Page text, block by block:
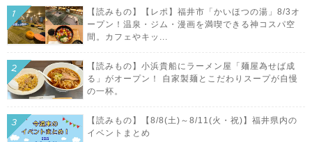
【読みもの】【レポ】福井市「かいほつの湯」8/3オ
ープン！温泉・ジム・漫画を満喫できる神コスパ空
間。カフェやキッ...
【読みもの】小浜貴船にラーメン屋「麺屋為せば成
る」がオープン！ 自家製麺とこだわりスープが自慢
の一杯。
【読みもの】【8/8(土)～8/11(火・祝)】福井県内の
イベントまとめ